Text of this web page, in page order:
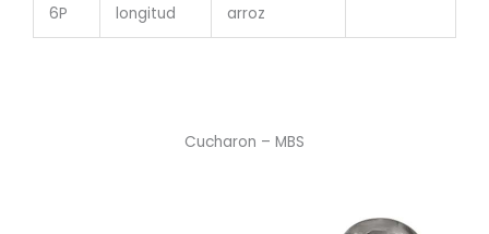
6P
longitud
arroz
Cucharon – MBS